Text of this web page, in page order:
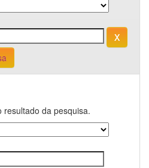
resultado da pesquisa.